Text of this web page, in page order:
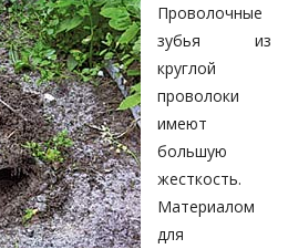
Проволочные
зубья из
круглой
проволоки
имеют
большую
жесткость.
Материалом
для